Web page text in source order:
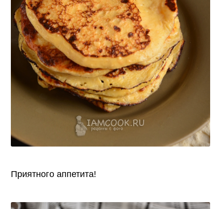
Приятного аппетита!